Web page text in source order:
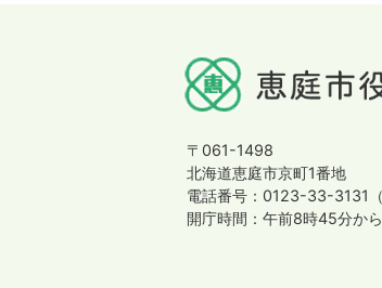
〒061-1498
北海道恵庭市京町1番地
電話番号：0123-33-3131（
開庁時間：午前8時45分か